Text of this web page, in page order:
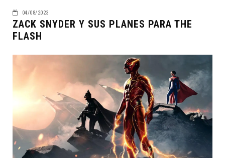
04/08/2023
ZACK SNYDER Y SUS PLANES PARA THE
FLASH